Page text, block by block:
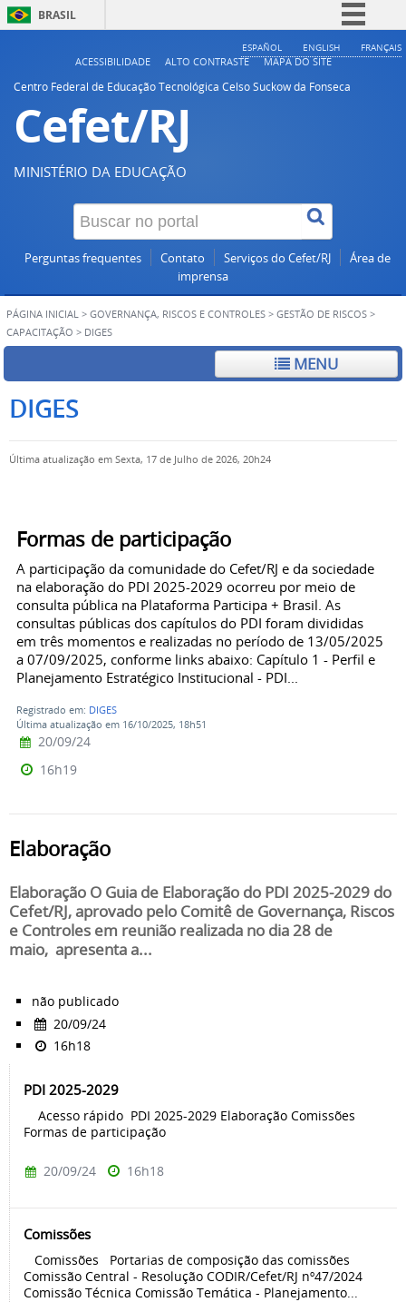
BRASIL
Simplifique!
ESPAÑOL ENGLISH FRANÇAIS
ACESSIBILIDADE ALTO CONTRASTE
MAPA DO SITE
Centro Federal de Educação Tecnológica Celso Suckow da Fonseca
Cefet/RJ
MINISTÉRIO DA EDUCAÇÃO
Perguntas frequentes Contato Serviços do Cefet/RJ
Área de
imprensa
PÁGINA INICIAL > GOVERNANÇA, RISCOS E CONTROLES > GESTÃO DE RISCOS >
CAPACITAÇÃO > DIGES
MENU
DIGES
Última atualização em Sexta, 17 de Julho de 2026, 20h24
Formas de participação
A participação da comunidade do Cefet/RJ e da sociedade
na elaboração do PDI 2025-2029 ocorreu por meio de
consulta pública na Plataforma Participa + Brasil. As
consultas públicas dos capítulos do PDI foram divididas
em três momentos e realizadas no período de 13/05/2025
a 07/09/2025, conforme links abaixo: Capítulo 1 - Perfil e
Planejamento Estratégico Institucional - PDI...
Registrado em: DIGES
Última atualização em 16/10/2025, 18h51
20/09/24
16h19
Elaboração
Elaboração O Guia de Elaboração do PDI 2025-2029 do
Cefet/RJ, aprovado pelo Comitê de Governança, Riscos
e Controles em reunião realizada no dia 28 de
maio, apresenta a...
não publicado
20/09/24
16h18
PDI 2025-2029
Acesso rápido PDI 2025-2029 Elaboração Comissões
Formas de participação
20/09/24 16h18
Comissões
Comissões Portarias de composição das comissões
Comissão Central - Resolução CODIR/Cefet/RJ nº47/2024
Comissão Técnica Comissão Temática - Planejamento...